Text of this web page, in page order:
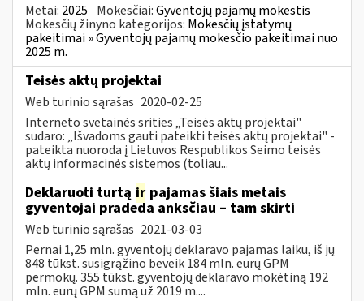
Metai: 2025 Mokesčiai:Gyventojų pajamų mokestis
Mokesčių žinyno kategorijos: Mokesčių įstatymų
pakeitimai » Gyventojų pajamų mokesčio pakeitimai nuo
2025 m.
Teisės aktų projektai
Web turinio sąrašas 2020-02-25
Interneto svetainės srities „Teisės aktų projektai"
sudaro: „Išvadoms gauti pateikti teisės aktų projektai" -
pateikta nuoroda į Lietuvos Respublikos Seimo teisės
aktų informacinės sistemos (toliau...
Deklaruoti turtą ir pajamas šiais metais
gyventojai pradeda anksčiau – tam skirti
Web turinio sąrašas 2021-03-03
Pernai 1,25 mln. gyventojų deklaravo pajamas laiku, iš jų
848 tūkst. susigrąžino beveik 184 mln. eurų GPM
permokų. 355 tūkst. gyventojų deklaravo mokėtiną 192
mln. eurų GPM sumą už 2019 m....